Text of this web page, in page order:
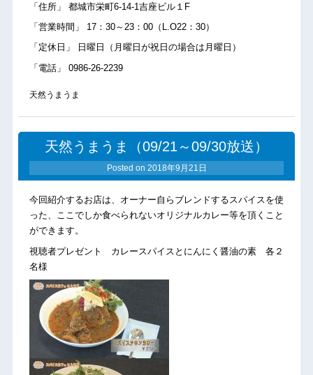
「住所」 都城市栄町6-14-1吉座ビル１F
「営業時間」 17：30～23：00（L.O22：30）
「定休日」 日曜日（月曜日が祝日の場合は月曜日）
「電話」 0986-26-2239
天然うまうま
天然うまうま（09/21～09/30放送）
Posted on 2018年9月21日
今回紹介するお店は、オーナー自らブレンドするスパイスを使
った、ここでしか食べられないオリジナルカレー等を頂くこと
ができます。
視聴者プレゼント カレースパイスとにんにく醤油の素 各２
名様